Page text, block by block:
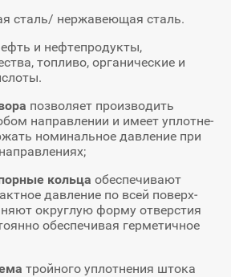
сталь/ нержавеющая сталь.
и нефтепродукты,
топливо, органические и
позволяет производить
направлении и имеет уплотне­
номинальное давление при
кольца обеспечивают
давление по всей поверх­
округлую форму отверстия
обеспечивая герметичное
тройного уплотнения штока